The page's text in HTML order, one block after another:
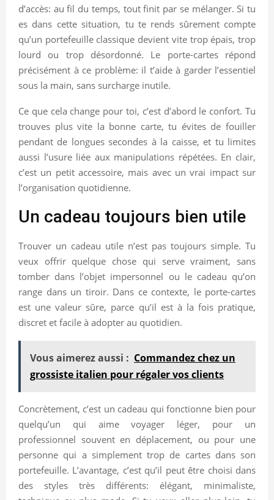
d’accès: au fil du temps, tout finit par se mélanger. Si tu
es dans cette situation, tu te rends sûrement compte
qu’un portefeuille classique devient vite trop épais, trop
lourd ou trop désordonné. Le porte-cartes répond
précisément à ce problème: il t’aide à garder l’essentiel
sous la main, sans surcharge inutile.
Ce que cela change pour toi, c’est d’abord le confort. Tu
trouves plus vite la bonne carte, tu évites de fouiller
pendant de longues secondes à la caisse, et tu limites
aussi l’usure liée aux manipulations répétées. En clair,
c’est un petit accessoire, mais avec un vrai impact sur
l’organisation quotidienne.
Un cadeau toujours bien utile
Trouver un cadeau utile n’est pas toujours simple. Tu
veux offrir quelque chose qui serve vraiment, sans
tomber dans l’objet impersonnel ou le cadeau qu’on
range dans un tiroir. Dans ce contexte, le porte-cartes
est une valeur sûre, parce qu’il est à la fois pratique,
discret et facile à adopter au quotidien.
Vous aimerez aussi : Commandez chez un
grossiste italien pour régaler vos clients
Concrètement, c’est un cadeau qui fonctionne bien pour
quelqu’un qui aime voyager léger, pour un
professionnel souvent en déplacement, ou pour une
personne qui a simplement trop de cartes dans son
portefeuille. L’avantage, c’est qu’il peut être choisi dans
des styles très différents: élégant, minimaliste,